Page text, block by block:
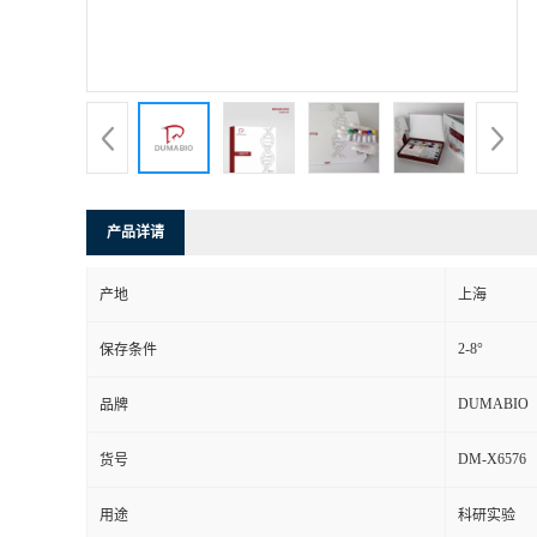
产品详请
产地 上海
保存条件 2-8°
品牌 DUMABIO
货号 DM-X6576
用途 科研实验